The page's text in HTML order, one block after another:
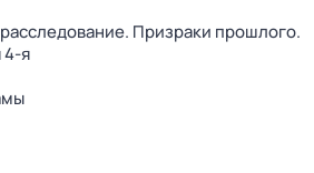
Призраки прошлого.
4-я